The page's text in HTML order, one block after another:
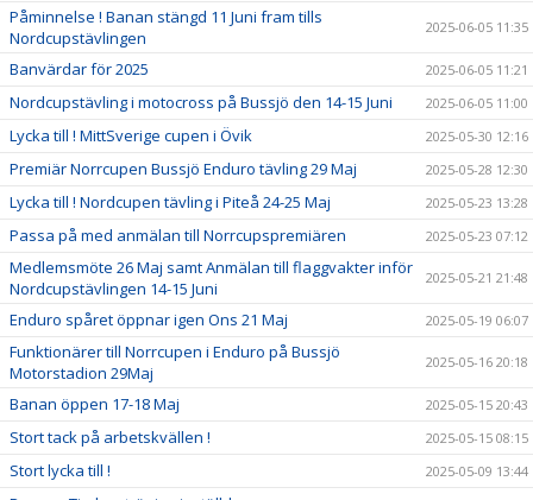
Påminnelse ! Banan stängd 11 Juni fram tills
Nordcupstävlingen
2025-06-05 11:35
Banvärdar för 2025 2025-06-05 11:21
Nordcupstävling i motocross på Bussjö den 14-15 Juni 2025-06-05 11:00
Lycka till ! MittSverige cupen i Övik 2025-05-30 12:16
Premiär Norrcupen Bussjö Enduro tävling 29 Maj 2025-05-28 12:30
Lycka till ! Nordcupen tävling i Piteå 24-25 Maj 2025-05-23 13:28
Passa på med anmälan till Norrcupspremiären 2025-05-23 07:12
Medlemsmöte 26 Maj samt Anmälan till flaggvakter inför
Nordcupstävlingen 14-15 Juni
2025-05-21 21:48
Enduro spåret öppnar igen Ons 21 Maj 2025-05-19 06:07
Funktionärer till Norrcupen i Enduro på Bussjö
Motorstadion 29Maj
2025-05-16 20:18
Banan öppen 17-18 Maj 2025-05-15 20:43
Stort tack på arbetskvällen ! 2025-05-15 08:15
Stort lycka till ! 2025-05-09 13:44